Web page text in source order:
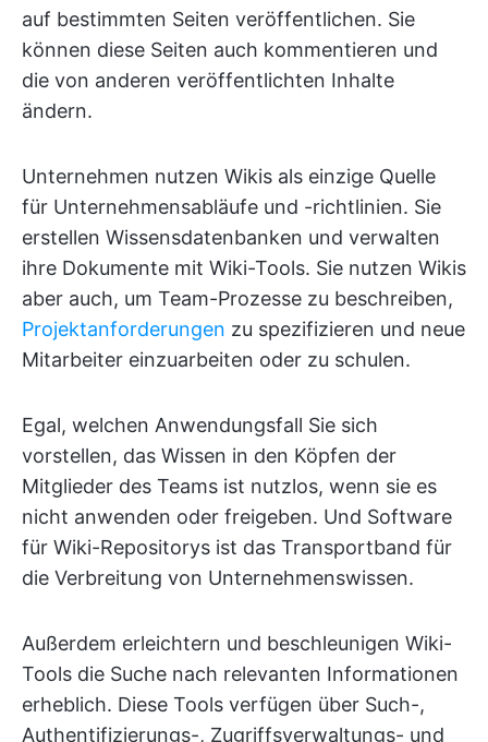
auf bestimmten Seiten veröffentlichen. Sie
können diese Seiten auch kommentieren und
die von anderen veröffentlichten Inhalte
ändern.
Unternehmen nutzen Wikis als einzige Quelle
für Unternehmensabläufe und -richtlinien. Sie
erstellen Wissensdatenbanken und verwalten
ihre Dokumente mit Wiki-Tools. Sie nutzen Wikis
aber auch, um Team-Prozesse zu beschreiben,
Projektanforderungen zu spezifizieren und neue
Mitarbeiter einzuarbeiten oder zu schulen.
Egal, welchen Anwendungsfall Sie sich
vorstellen, das Wissen in den Köpfen der
Mitglieder des Teams ist nutzlos, wenn sie es
nicht anwenden oder freigeben. Und Software
für Wiki-Repositorys ist das Transportband für
die Verbreitung von Unternehmenswissen.
Außerdem erleichtern und beschleunigen Wiki-
Tools die Suche nach relevanten Informationen
erheblich. Diese Tools verfügen über Such-,
Authentifizierungs-, Zugriffsverwaltungs- und